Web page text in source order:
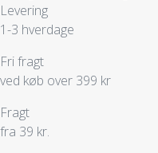
Levering
1-3 hverdage
Fri fragt
ved køb over 399 kr
Fragt
fra 39 kr.